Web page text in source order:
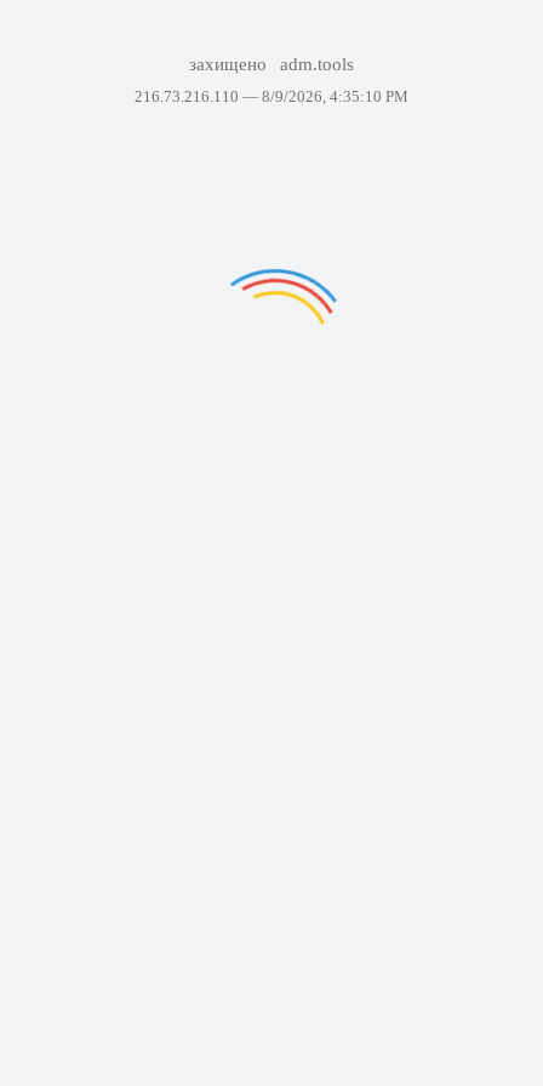
захищено adm.tools
216.73.216.110 — 8/9/2026, 4:35:10 PM